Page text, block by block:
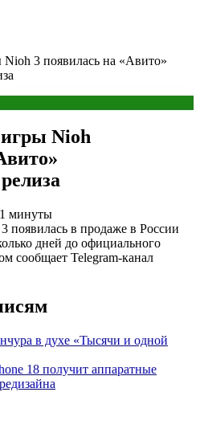
Nioh 3 появилась на «Авито»
Nioh
1 минуты
появилась в продаже в России
дней до официального
сообщает Telegram-канал
в духе «Тысячи и одной
18 получит аппаратные